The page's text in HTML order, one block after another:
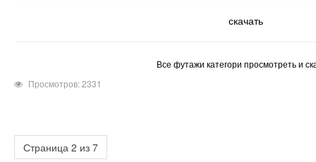
скачать
Все футажи категори просмотреть и
Просмотров: 2331
Страница 2 из 7